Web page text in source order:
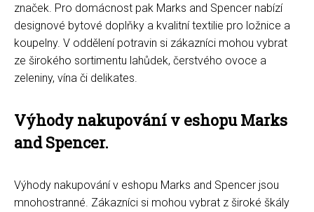
značek. Pro domácnost pak Marks and Spencer nabízí
designové bytové doplňky a kvalitní textilie pro ložnice a
koupelny. V oddělení potravin si zákazníci mohou vybrat
ze širokého sortimentu lahůdek, čerstvého ovoce a
zeleniny, vína či delikates.
Výhody nakupování v eshopu Marks
and Spencer.
Výhody nakupování v eshopu Marks and Spencer jsou
mnohostranné. Zákazníci si mohou vybrat z široké škály